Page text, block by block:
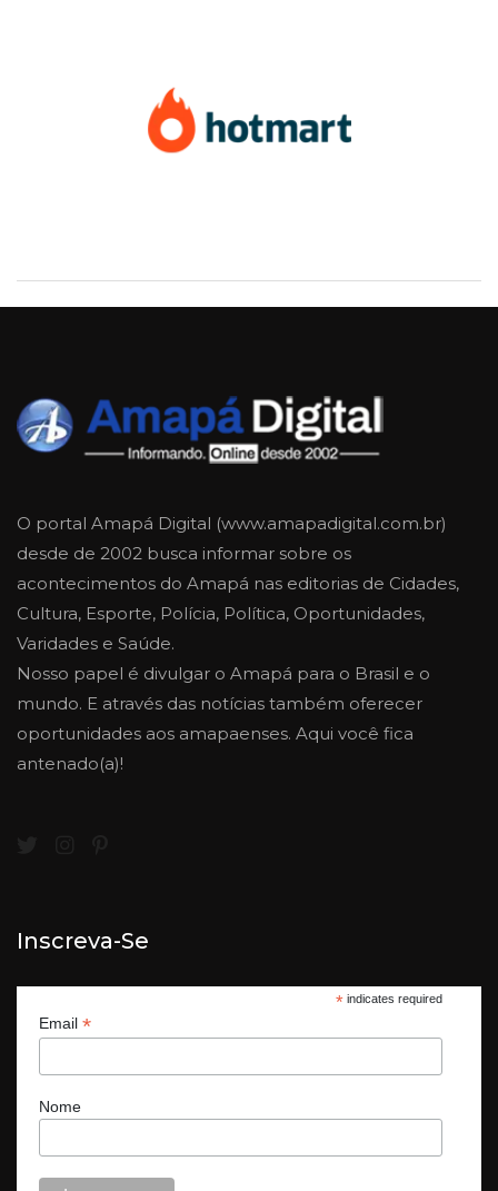
O portal Amapá Digital (www.amapadigital.com.br)
desde de 2002 busca informar sobre os
acontecimentos do Amapá nas editorias de Cidades,
Cultura, Esporte, Polícia, Política, Oportunidades,
Varidades e Saúde.
Nosso papel é divulgar o Amapá para o Brasil e o
mundo. E através das notícias também oferecer
oportunidades aos amapaenses. Aqui você fica
antenado(a)!
Inscreva-Se
*indicates required
Email *
Nome